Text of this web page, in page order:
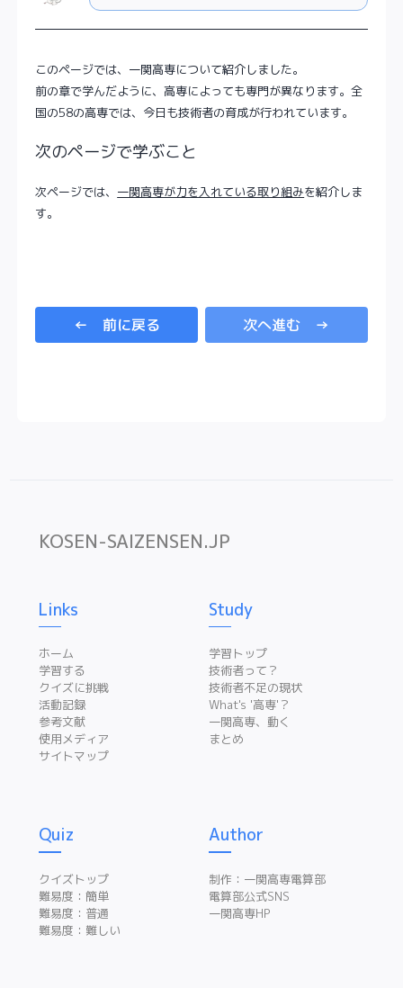
このページでは、一関高専について紹介しました。
前の章で学んだように、高専によっても専門が異なります。全
国の58の高専では、今日も技術者の育成が行われています。
次のページで学ぶこと
次ページでは、 一関高専が力を入れている取り組みを紹介しま
す。
← 前に戻る 次へ進む →
KOSEN-SAIZENSEN.JP
Links
ホーム
学習する
クイズに挑戦
活動記録
参考文献
使用メディア
サイトマップ
Study
学習トップ
技術者って？
技術者不足の現状
What's '高専'？
一関高専、動く
まとめ
Quiz
クイズトップ
難易度：簡単
難易度：普通
難易度：難しい
Author
制作：一関高専電算部
電算部公式SNS
一関高専HP